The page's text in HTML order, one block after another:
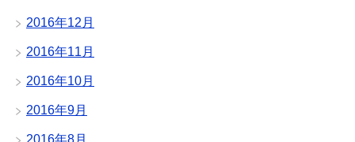
2016年12月
2016年11月
2016年10月
2016年9月